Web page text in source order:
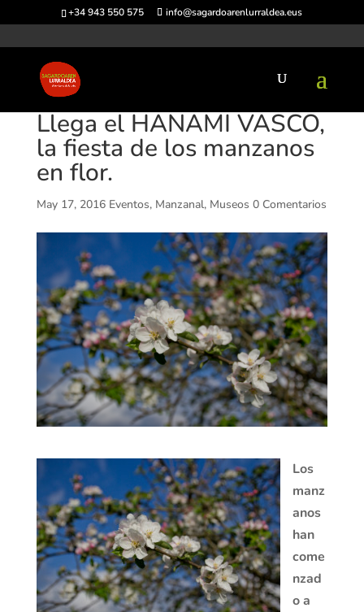
+34 943 550 575 info@sagardoarenlurraldea.eus
Llega el HANAMI VASCO,
la fiesta de los manzanos
en flor.
May 17, 2016 Eventos, Manzanal, Museos 0 Comentarios
Los
manz
anos
han
come
nzad
o a